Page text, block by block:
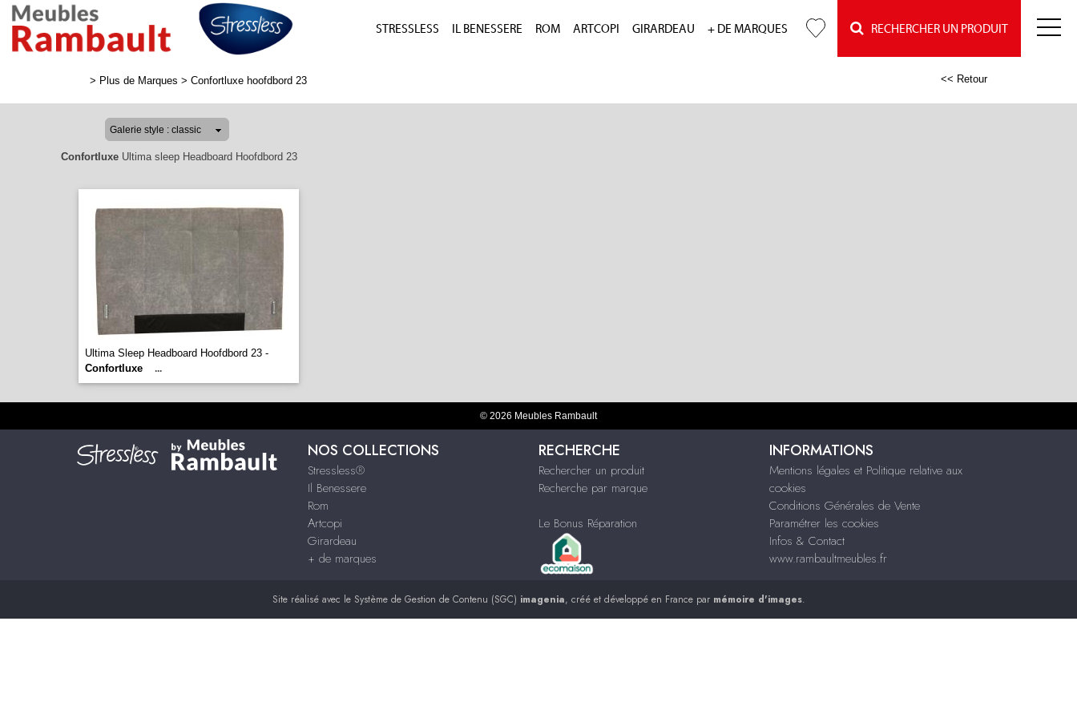
STRESSLESS IL BENESSERE ROM ARTCOPI GIRARDEAU + DE MARQUES RECHERCHER UN PRODUIT
> Plus de Marques > Confortluxe hoofdbord 23 << Retour
Confortluxe Ultima sleep Headboard Hoofdbord 23
Ultima Sleep Headboard Hoofdbord 23 -
Confortluxe
...
© 2026 Meubles Rambault
NOS COLLECTIONS
Stressless®
Il Benessere
Rom
Artcopi
Girardeau
+ de marques
RECHERCHE
Rechercher un produit
Recherche par marque
Le Bonus Réparation
INFORMATIONS
Mentions légales et Politique relative aux
cookies
Conditions Générales de Vente
Paramétrer les cookies
Infos & Contact
www.rambaultmeubles.fr
Site réalisé avec le Système de Gestion de Contenu (SGC) imagenia, créé et développé en France par mémoire d'images.